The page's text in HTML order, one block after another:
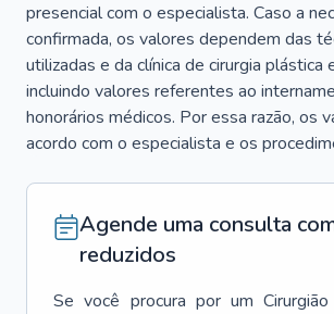
presencial com o especialista. Caso a
confirmada, os valores dependem das
utilizadas e da clínica de cirurgia plástica
incluindo valores referentes ao
honorários médicos. Por essa razão, os
acordo com o especialista e os
Agende uma consulta
reduzidos
Se você procura por um